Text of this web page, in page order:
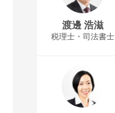
渡邊 浩滋
税理士・司法書士